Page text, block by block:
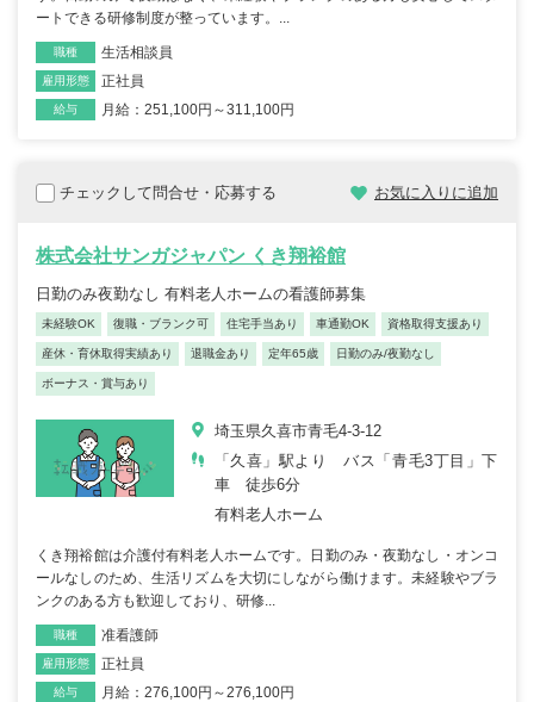
ートできる研修制度が整っています。...
職種 生活相談員
雇用形態 正社員
給与 月給：251,100円～311,100円
チェックして問合せ・応募する お気に入りに追加
株式会社サンガジャパン くき翔裕館
日勤のみ夜勤なし 有料老人ホームの看護師募集
未経験OK 復職・ブランク可 住宅手当あり 車通勤OK 資格取得支援あり
産休・育休取得実績あり 退職金あり 定年65歳 日勤のみ/夜勤なし
ボーナス・賞与あり
埼玉県久喜市青毛4-3-12
「久喜」駅より バス「青毛3丁目」下
車 徒歩6分
有料老人ホーム
くき翔裕館は介護付有料老人ホームです。日勤のみ・夜勤なし・オンコ
ールなしのため、生活リズムを大切にしながら働けます。未経験やブラ
ンクのある方も歓迎しており、研修...
職種 准看護師
雇用形態 正社員
給与 月給：276,100円～276,100円